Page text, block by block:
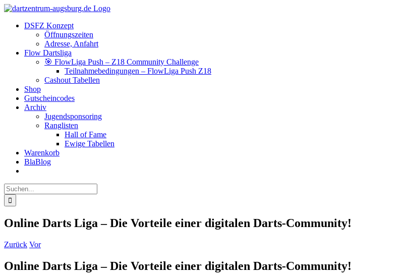
Zum
springen
Facebook
Instagram
YouTube
DSFZ Konzept
Öffnungszeiten
Adresse, Anfahrt
Flow Dartsliga
🎯 FlowLiga Push – Z18 Community Challenge
Teilnahmebedingungen – FlowLiga Push Z18
Cashout Tabellen
Shop
Gutscheincodes
Archiv
Jugendsponsoring
Ranglisten
Hall of Fame
Ewige Tabellen
Warenkorb
BlaBlog
Suche
nach:
Online Darts Liga – Die Vorteile einer digitalen Darts-Community!
Zurück Vor
Online Darts Liga – Die Vorteile einer digitalen Darts-Community!